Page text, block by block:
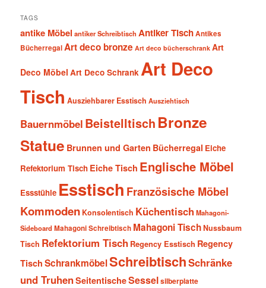
TAGS
antike Möbel antiker Schreibtisch Antiker TischAntikes
BücherregalArt deco bronze Art deco bücherschrank Art
Deco Möbel Art Deco Schrank Art Deco
Tisch Ausziehbarer Esstisch Ausziehtisch
Bauernmöbel Beistelltisch Bronze
Statue Brunnen und Garten Bücherregal Eiche
Refektorium Tisch Eiche Tisch Englische Möbel
Essstühle Esstisch Französische Möbel
Kommoden Konsolentisch Küchentisch Mahagoni-
SideboardMahagoni Schreibtisch Mahagoni TischNussbaum
Tisch Refektorium Tisch Regency Esstisch Regency
Tisch SchrankmöbelSchreibtischSchränke
und TruhenSeitentischeSesselsilberplatte